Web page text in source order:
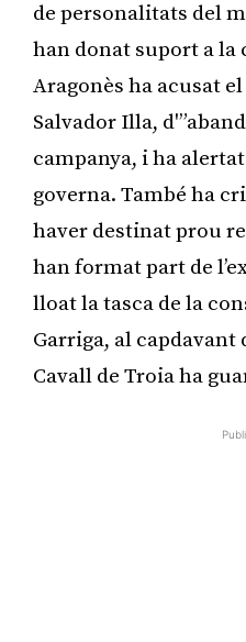
de personalitats del
han donat suport a la
Aragonès ha acusat
Salvador Illa,
campanya, i ha
governa. També ha
haver destinat prou
han format part de
lloat la tasca de la
Garriga, al capdavant
Cavall de Troia ha